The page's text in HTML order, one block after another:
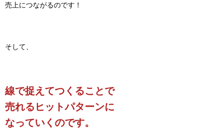
売上につながるのです！
そして、
線で捉えてつくることで
売れるヒットパターンに
なっていくのです。